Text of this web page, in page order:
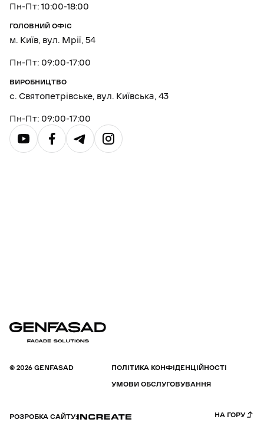
Пн-Пт: 10:00-18:00
ГОЛОВНИЙ ОФІС
м. Київ, вул. Мрії, 54
Пн-Пт: 09:00-17:00
ВИРОБНИЦТВО
с. Святопетрівське, вул. Київська, 43
Пн-Пт: 09:00-17:00
© 2026 GENFASAD
ПОЛІТИКА КОНФІДЕНЦІЙНОСТІ
УМОВИ ОБСЛУГОВУВАННЯ
РОЗРОБКА САЙТУ: НА ГОРУ